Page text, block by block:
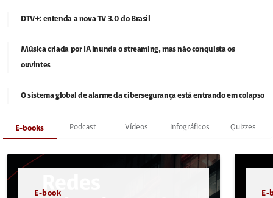
DTV+: entenda a nova TV 3.0 do Brasil
Música criada por IA inunda o streaming, mas não conquista os
ouvintes
O sistema global de alarme da cibersegurança está entrando em colapso
E-books Podcast Vídeos Infográficos Quizzes
E-book E-